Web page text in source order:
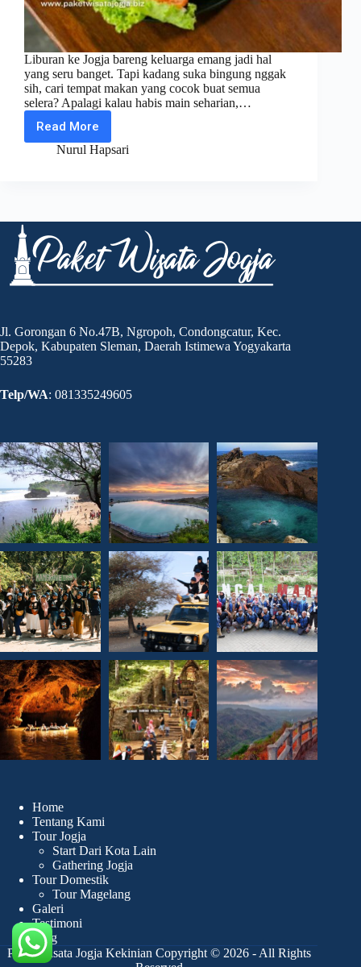
Liburan ke Jogja bareng keluarga emang jadi hal
yang seru banget. Tapi kadang suka bingung nggak
sih, cari tempat makan yang cocok buat semua
selera? Apalagi kalau habis main seharian,…
Read More
Makan
Enak
Muara
Jawabannya!
Nurul Hapsari
Jl. Gorongan 6 No.47B, Ngropoh, Condongcatur, Kec.
Depok, Kabupaten Sleman, Daerah Istimewa Yogyakarta
55283
Telp/WA: 081335249605
Home
Tentang Kami
Tour Jogja
Start Dari Kota Lain
Gathering Jogja
Tour Domestik
Tour Magelang
Galeri
Testimoni
Blog
Paket Wisata Jogja Kekinian Copyright © 2026 - All Rights